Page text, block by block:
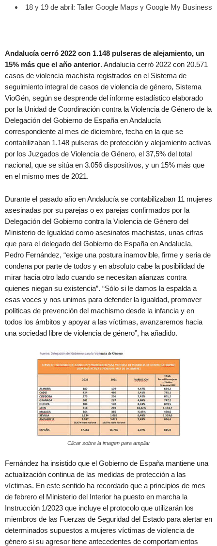
18 y 19 de abril: Taller Google Maps y Google My Business
Andalucía cerró 2022 con 1.148 pulseras de alejamiento, un
15% más que el año anterior. Andalucía cerró 2022 con 20.571
casos de violencia machista registrados en el Sistema de
seguimiento integral de casos de violencia de género, Sistema
VioGén, según se desprende del informe estadístico elaborado
por la Unidad de Coordinación contra la Violencia de Género de la
Delegación del Gobierno de España en Andalucía
correspondiente al mes de diciembre, fecha en la que se
contabilizaban 1.148 pulseras de protección y alejamiento activas
por los Juzgados de Violencia de Género, el 37,5% del total
nacional, que se sitúa en 3.056 dispositivos, y un 15% más que
en el mismo mes de 2021.
Durante el pasado año en Andalucía se contabilizaban 11 mujeres
asesinadas por su parejas o ex parejas confirmados por la
Delegación del Gobierno contra la Violencia de Género del
Ministerio de Igualdad como asesinatos machistas, unas cifras
que para el delegado del Gobierno de España en Andalucía,
Pedro Fernández, “exige una postura inamovible, firme y seria de
condena por parte de todos y en absoluto cabe la posibilidad de
mirar hacia otro lado cuando se necesitan alianzas contra
quienes niegan su existencia”. “Sólo si le damos la espalda a
esas voces y nos unimos para defender la igualdad, promover
políticas de prevención del machismo desde la infancia y en
todos los ámbitos y apoyar a las víctimas, avanzaremos hacia
una sociedad libre de violencia de género”, ha añadido.
Clicar sobre la imagen para ampliar
Fernández ha insistido que el Gobierno de España mantiene una
actualización continua de las medidas de protección a las
víctimas. En este sentido ha recordado que a principios de mes
de febrero el Ministerio del Interior ha puesto en marcha la
Instrucción 1/2023 que incluye el protocolo que utilizarán los
miembros de las Fuerzas de Seguridad del Estado para alertar en
determinados supuestos a mujeres víctimas de violencia de
género si su agresor tiene antecedentes de comportamientos